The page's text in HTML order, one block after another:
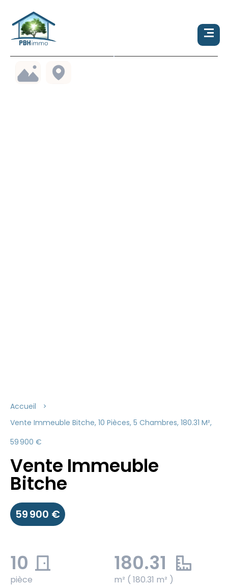
Accueil
Vente Immeuble Bitche, 10 Pièces, 5 Chambres, 180.31 M²,
59 900 €
Vente Immeuble
Bitche
59 900 €
10
pièce
180.31
m² ( 180.31 m² )